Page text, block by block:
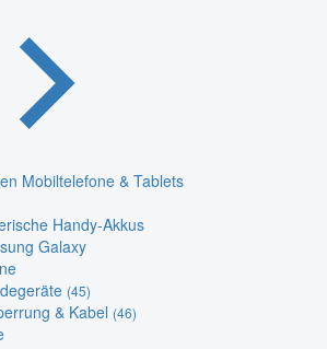
Mobiltelefone & Tablets
Handy-Akkus
Galaxy
(45)
& Kabel (46)